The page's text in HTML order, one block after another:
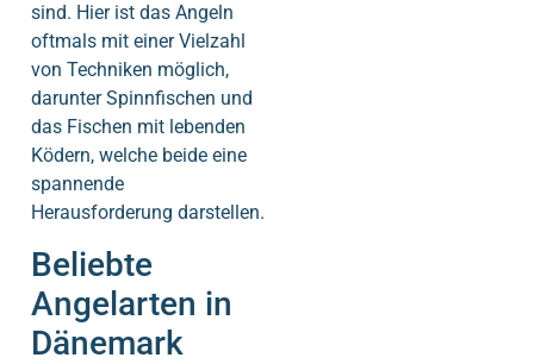
sind. Hier ist das Angeln
oftmals mit einer Vielzahl
von Techniken möglich,
darunter Spinnfischen und
das Fischen mit lebenden
Ködern, welche beide eine
spannende
Herausforderung darstellen.
Beliebte
Angelarten in
Dänemark